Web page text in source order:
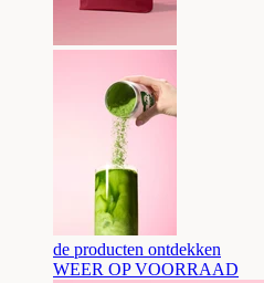
de producten ontdekken
WEER OP VOORRAAD